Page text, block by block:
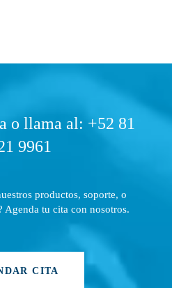
o llama al: +52 81
9961
productos, soporte, o
Agenda tu cita con nosotros.
CITA